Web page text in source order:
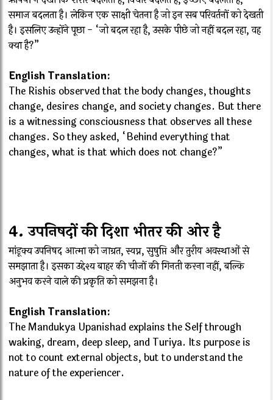
समाज बदलता है। लेकिन एक साक्षी चेतना है जो इन सब परिवर्तनों को देखती
है। इसलिए उन्होंने पूछा - “जो बदल रहा है, उसके पीछे जो नहीं बदल रहा, वह
क्या है?”
English Translation:
The Rishis observed that the body changes, thoughts
change, desires change, and society changes. But there
is a witnessing consciousness that observes all these
changes. So they asked, “Behind everything that
changes, what is that which does not change?”
4. उपनिषदों की दिशा भीतर की ओर है
मांडूक्य उपनिषद आत्मा को जाग्रत, स्वप्न, सुषुप्ति और तुरीय अवस्थाओं से
समझाता है। इसका उद्देश्य बाहर की चीजों की गिनती करना नहीं, बल्कि
अनुभव करने वाले की प्रकृति को समझना है।
English Translation:
The Mandukya Upanishad explains the Self through
waking, dream, deep sleep, and Turiya. Its purpose is
not to count external objects, but to understand the
nature of the experiencer.